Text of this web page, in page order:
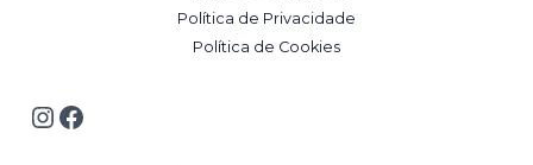
Política de Privacidade
Política de Cookies